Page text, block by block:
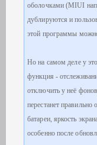
оболочками (MIUI
дублируются и
этой программы
Но на самом деле у
функция -
отключить у неё
перестанет правильно
батареи, яркость
особенно после